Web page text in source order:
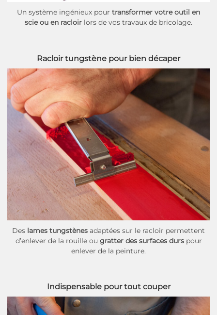
Un système ingénieux pour transformer votre outil en
scie ou en racloir lors de vos travaux de bricolage.
Racloir tungstène pour bien décaper
Des lames tungstènes adaptées sur le racloir permettent
d’enlever de la rouille ou gratter des surfaces durspour
enlever de la peinture.
Indispensable pour tout couper